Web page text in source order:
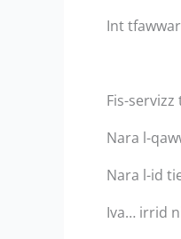
Int
Fis-servizz
Nara l-
Nara l-id
Iva… irrid